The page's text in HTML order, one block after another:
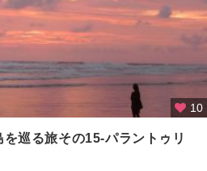
10
巡る旅その15-パラントゥリ